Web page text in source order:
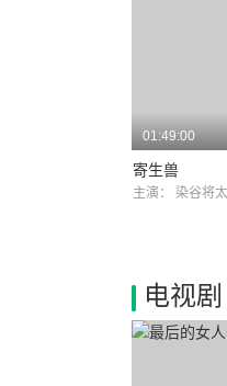
01:49:00
寄生兽
主演： 染谷将
电视剧